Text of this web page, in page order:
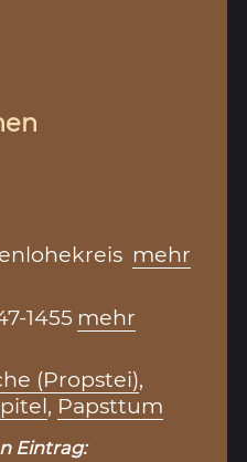
mehr
1455 mehr
(Propstei),
, Papsttum
Eintrag: